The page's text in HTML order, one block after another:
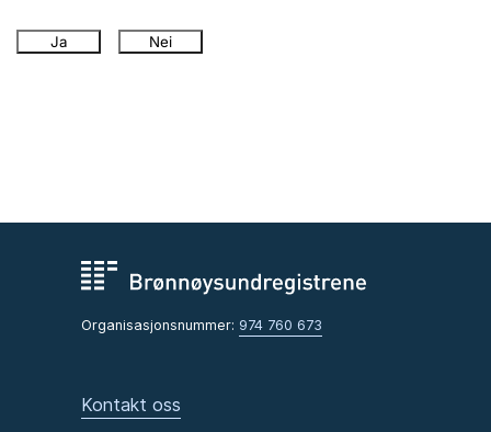
Ja Nei
Organisasjonsnummer: 974 760 673
Kontakt oss